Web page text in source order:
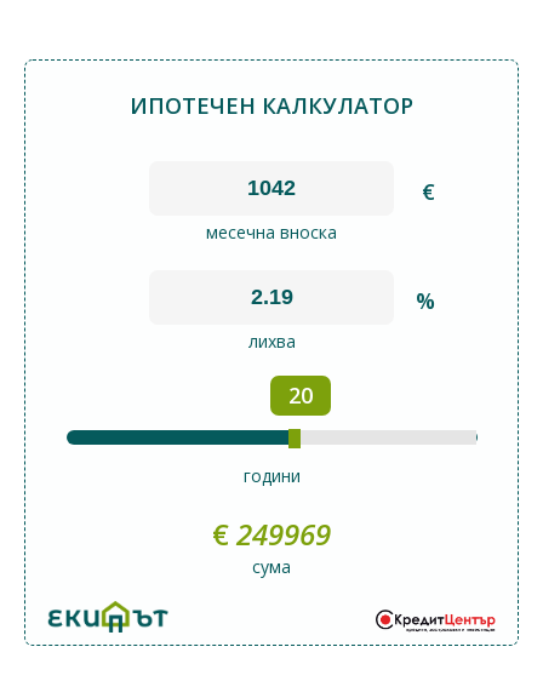
ИПОТЕЧЕН КАЛКУЛАТОР
€
месечна вноска
%
лихва
20
години
€249969
сума